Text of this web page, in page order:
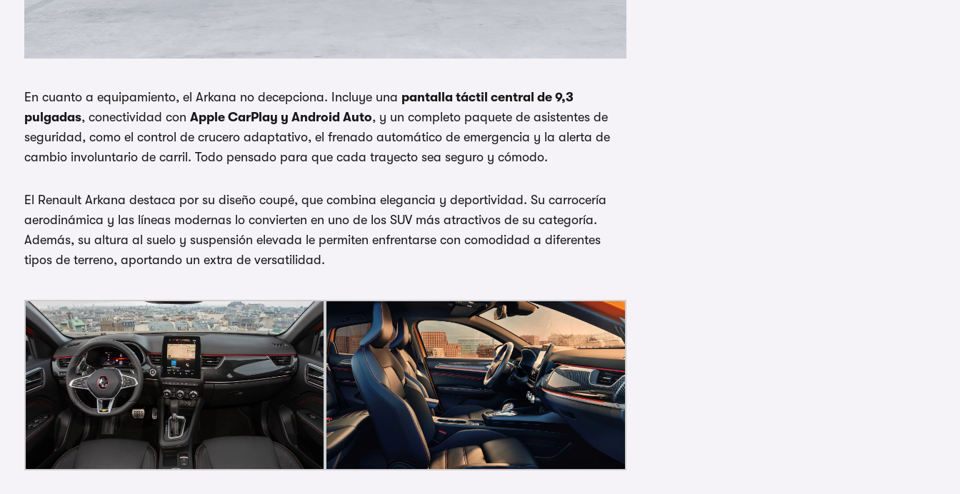
En cuanto a equipamiento, el Arkana no decepciona. Incluye una pantalla táctil central de 9,3
pulgadas, conectividad con Apple CarPlay y Android Auto, y un completo paquete de asistentes de
seguridad, como el control de crucero adaptativo, el frenado automático de emergencia y la alerta de
cambio involuntario de carril. Todo pensado para que cada trayecto sea seguro y cómodo.
El Renault Arkana destaca por su diseño coupé, que combina elegancia y deportividad. Su carrocería
aerodinámica y las líneas modernas lo convierten en uno de los SUV más atractivos de su categoría.
Además, su altura al suelo y suspensión elevada le permiten enfrentarse con comodidad a diferentes
tipos de terreno, aportando un extra de versatilidad.